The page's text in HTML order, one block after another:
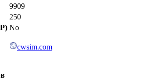
9909
250
No
cwsim.com